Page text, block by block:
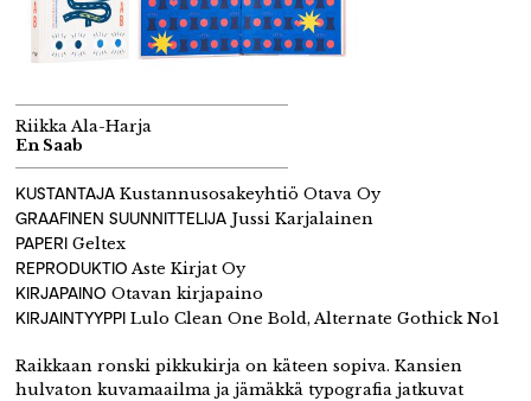
Riikka Ala-Harja
En Saab
KUSTANTAJA Kustannusosakeyhtiö Otava Oy
GRAAFINEN SUUNNITTELIJA Jussi Karjalainen
PAPERI Geltex
REPRODUKTIOAste Kirjat Oy
KIRJAPAINO Otavan kirjapaino
KIRJAINTYYPPI Lulo Clean One Bold, Alternate Gothick No1
Raikkaan ronski pikkukirja on käteen sopiva. Kansien
hulvaton kuvamaailma ja jämäkkä typografia jatkuvat